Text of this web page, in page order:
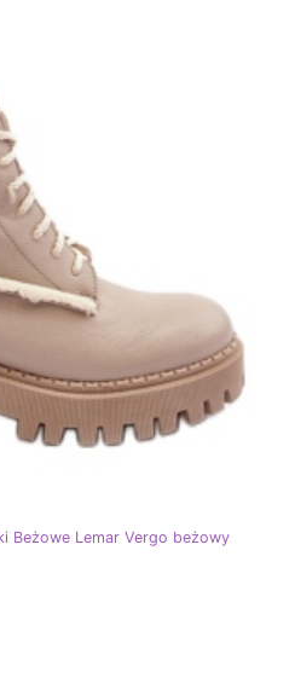
Beżowe Lemar Vergo beżowy